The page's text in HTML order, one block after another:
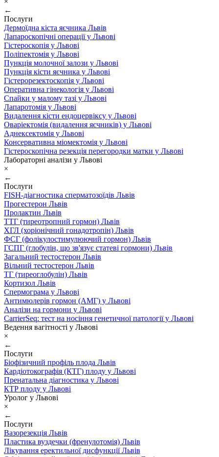
←
Послуги
Дермоїдна кіста яєчника Львів
Лапароскопічні операції у Львові
Гістероскопія у Львові
Поліпектомія у Львові
Пункція молочної залози у Львові
Пункція кісти яєчника у Львові
Гістерорезектоскопія у Львові
Оперативна гінекологія у Львові
Спайки у малому тазі у Львові
Лапаротомія у Львові
Видалення кісти ендоцервіксу у Львові
Оваріектомія (видалення яєчників) у Львові
Аднексектомія у Львові
Консервативна міомектомія у Львові
Гістероскопічна резекція перегородки матки у Львові
Лабораторні аналізи у Львові
×
←
Послуги
FISH-діагностика сперматозоїдів Львів
Прогестерон Львів
Пролактин Львів
ТТГ (тиреотропний гормон) Львів
ХГЛ (хоріонічний гонадотропін) Львів
ФСГ (фолікулостимулюючий гормон) Львів
ГСПГ (глобулін, що зв'язує статеві гормони) Львів
Загальний тестостерон Львів
Вільний тестостерон Львів
ТГ (тиреоглобулін) Львів
Кортизол Львів
Спермограма у Львові
Антимюлерів гормон (АМГ) у Львові
Аналізи на гормони у Львові
CarrierSeq: тест на носіння генетичної патології у Львові
Ведення вагітності у Львові
×
←
Послуги
Біофізичний профіль плода Львів
Кардіотокографія (КТГ) плоду у Львові
Пренатальна діагностика у Львові
КТР плоду у Львові
Уролог у Львові
×
←
Послуги
Вазорезекція Львів
Пластика вуздечки (френулотомія) Львів
Лікування еректильної дисфункції Львів